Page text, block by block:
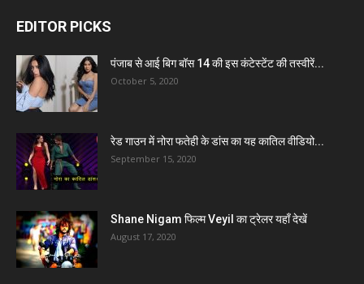
EDITOR PICKS
पंजाब से आई बिग बॉस 14 की इस कंटेस्टेंट की तस्वीरें...
October 5, 2020
रेड गाउन में नोरा फतेही के डांस का यह कातिल वीडियो...
September 15, 2020
Shane Nigam फिल्म Veyil का ट्रेलर यहाँ देखें
August 17, 2020